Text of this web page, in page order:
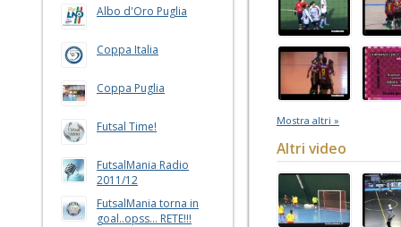
Albo d'Oro Puglia
Coppa Italia
Coppa Puglia
Futsal Time!
FutsalMania Radio
2011/12
FutsalMania torna in
goal..opss... RETE!!!
Mostra altri »
Altri video